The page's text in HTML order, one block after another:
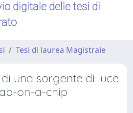
digitale delle tesi di
Tesi di laurea Magistrale
una sorgente di luce
on-a-chip